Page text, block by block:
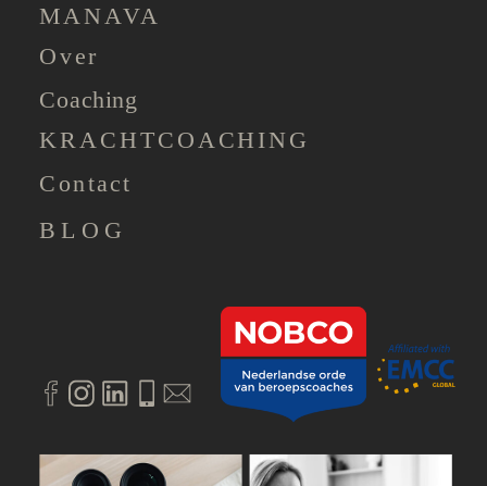
BLOG
KRACHTCOACHING
Contact
Coaching
Over
MANAVA